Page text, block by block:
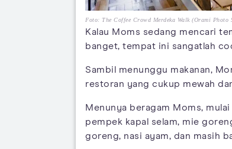
Foto: The Coffee Crowd Merdeka Walk (Orami Photo
Kalau Moms sedang mencari
banget, tempat ini sangatlah
Sambil menunggu makanan,
restoran yang cukup mewah
Menunya beragam Moms,
pempek kapal selam, mie
goreng, nasi ayam, dan masih